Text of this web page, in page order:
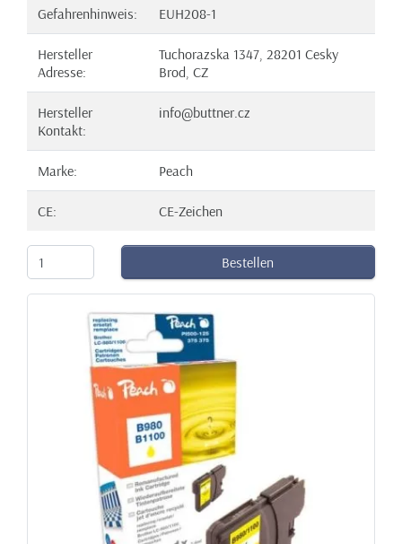
Gefahrenhinweis: EUH208-1
Hersteller
Adresse:
Tuchorazska 1347, 28201 Cesky
Brod, CZ
Hersteller
Kontakt:
info@buttner.cz
Marke: Peach
CE: CE-Zeichen
Bestellen